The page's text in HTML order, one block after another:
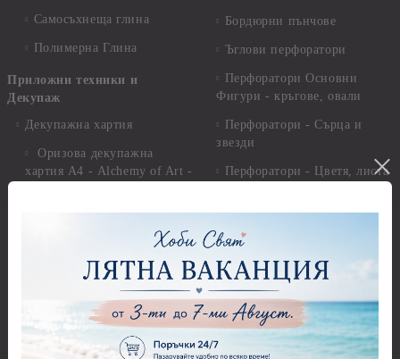
Самосъхнеща глина
Полимерна Глина
Приложни техники и
Декупаж
Декупажна хартия
Оризова декупажна
хартия А4 - Alchemy of Art -
А4 - Itd. Collection - 25-30
Фина оризова декупажна
хартия Stamperia - 21 х
29.см. - 28гр.
Декупажна хартия - Други
Бордюрни пънчове
Ъглови перфоратори
Перфоратори Основни
Фигури - кръгове, овали
Перфоратори - Сърца и
звезди
Перфоратори - Цветя, листа
Перфоратори - Животни
Перфоратори - Коледни и
Зимни
Рисуване
Грунд и почистващи